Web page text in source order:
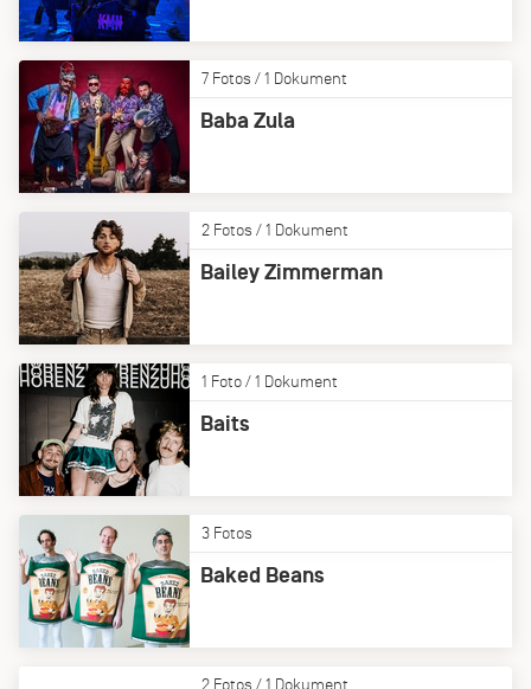
7 Fotos / 1 Dokument
Baba Zula
2 Fotos / 1 Dokument
Bailey Zimmerman
1 Foto / 1 Dokument
Baits
3 Fotos
Baked Beans
2 Fotos / 1 Dokument